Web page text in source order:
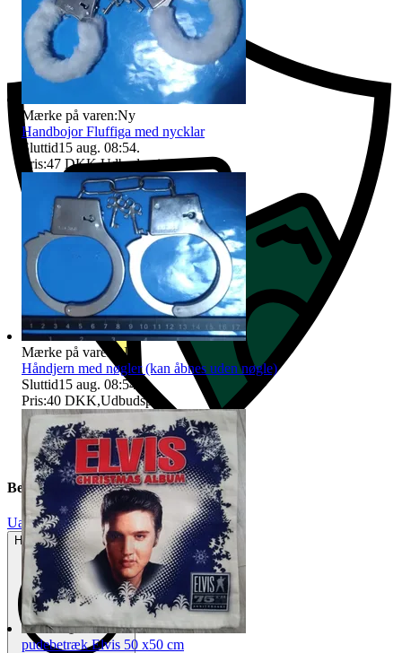
Beskrivelse
Uanvendt
Helt ny og aldrig brugt
Mærke på varen:Ny
Handbojor Fluffiga med nycklar
Sluttid15 aug. 08:54.
Pris:47 DKK,Udbudspris.
Mærke på varen:
Ny
Håndjern med nøgler (kan åbnes uden nøgle)
Sluttid15 aug. 08:54
Pris:40 DKK,Udbudspris.
pudebetræk Elvis 50 x50 cm